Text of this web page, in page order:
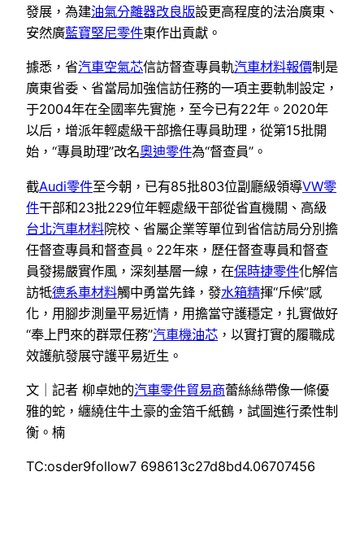
發展，為建油氣分離器改良版設更高程度的法治廣東、
安然廣藍寶堅尼零件東作出貢獻。
據悉，省汽車空氣芯信訪督查專員軌汽車材料報價制是
廣東省委、省當局加強信訪任務的一項主要軌制設定，
于2004年在全國率先實施，至今已有22年。2020年
以后，增派年輕處級干部擔任專員助理，從第15批開
始，“專員助理”改名奧迪零件為“督查員”。
截Audi零件至今朝，已有85批803位副廳級領導VW零
件干部和23批229位年輕處級干部從省直機關、高級
台北汽車材料院校、省屬企業等單位到省信訪局分別擔
任督查專員和督查員。22年來，歷任督查專員和督查
員發揚嚴實作風，深刻基層一線，在保時捷零件化解信
訪牴德系車材料觸中勇當先鋒，發水箱精揮“斥候”感
化，用腳步測量平易近情，用擔當守護穩定，扎實做好
“奉上門來的群眾任務”汽車機油芯 ，以實打實的履職成
效護航發展守護平易近生。
文｜記者 柳卓她的汽車零件貿易商蕾絲絲帶像一條優
雅的蛇，纏繞住牛土豪的金箔千紙鶴，試圖進行柔性制
衡。楠
TC:osder9follow7 698613c27d8bd4.06707456